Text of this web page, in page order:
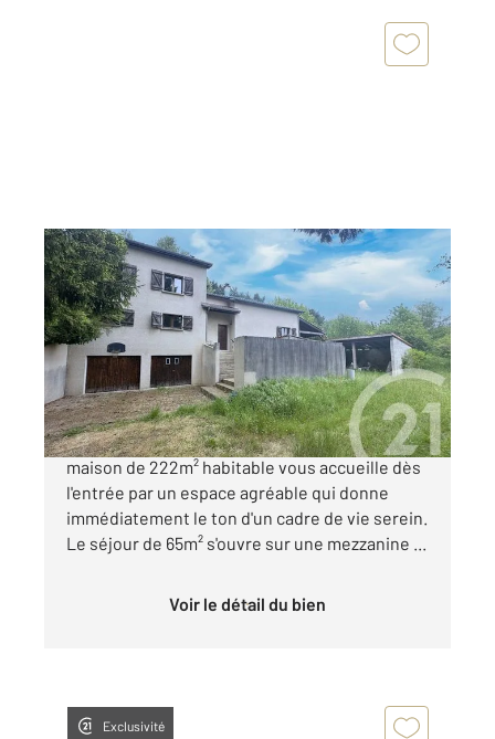
FARAMANS 01
220 m2, 8 pièces
Ref : 5291
Maison à vendre
490 000 €
Nichée au cœur de Faramans, cette vaste
maison de 222m² habitable vous accueille dès
l'entrée par un espace agréable qui donne
immédiatement le ton d'un cadre de vie serein.
Le séjour de 65m² s'ouvre sur une mezzanine ...
Voir le détail du bien
Exclusivité